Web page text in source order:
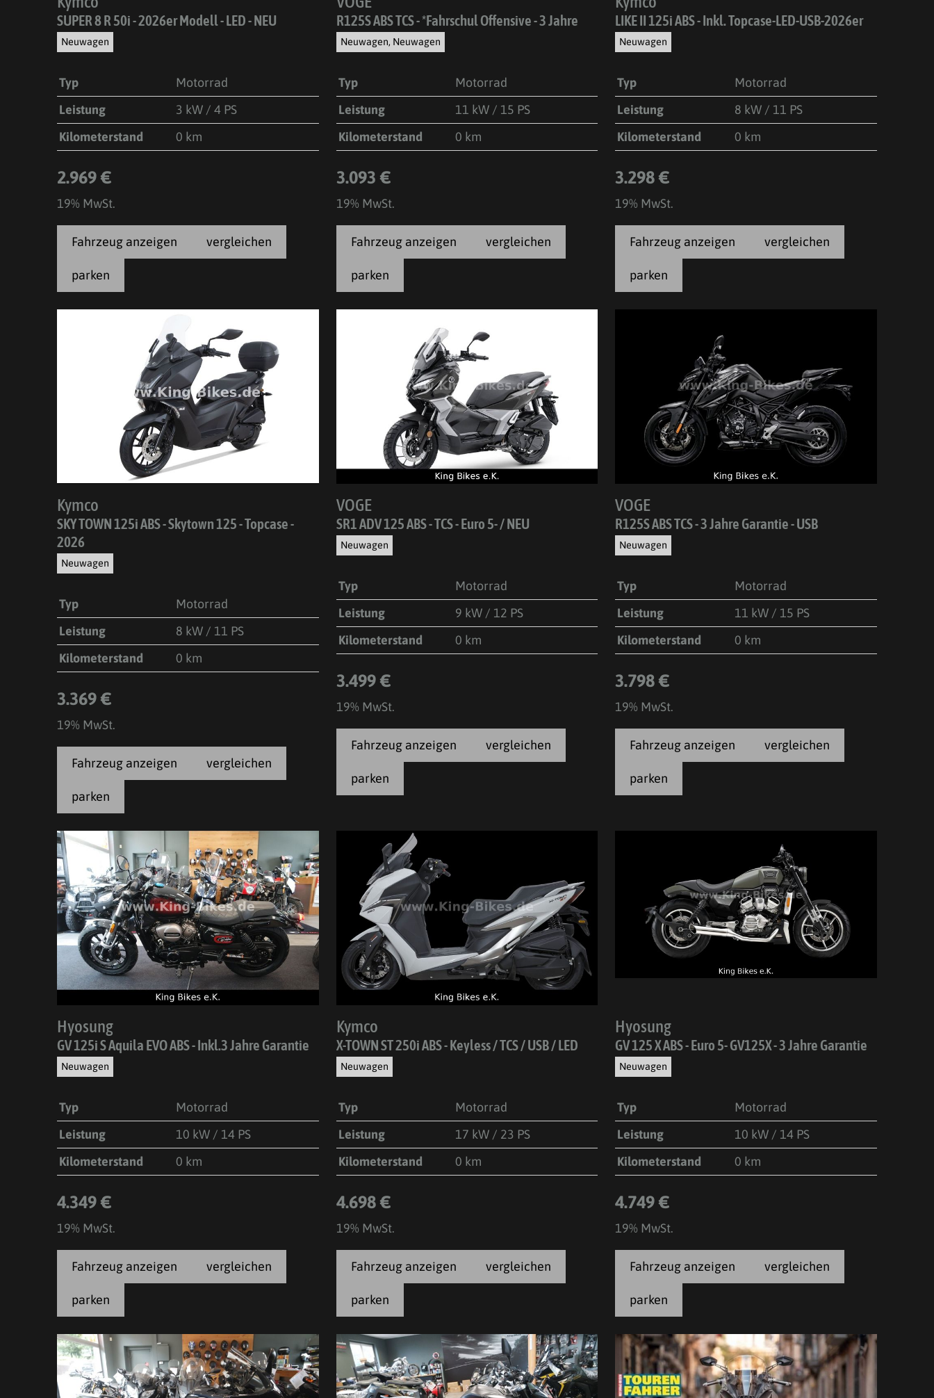
SUPER 8 R 50i - 2026er Modell - LED - NEU
Neuwagen
Typ
Motorrad
Leistung
3 kW / 4 PS
Kilometerstand
0 km
2.969 €
19% MwSt.
Fahrzeug anzeigen vergleichen
parken
R125S ABS TCS - *Fahrschul Offensive - 3 Jahre
Neuwagen, Neuwagen
Typ
Motorrad
Leistung
11 kW / 15 PS
Kilometerstand
0 km
3.093 €
19% MwSt.
Fahrzeug anzeigen vergleichen
parken
LIKE II 125i ABS - Inkl. Topcase-LED-USB-2026er
Neuwagen
Typ
Motorrad
Leistung
8 kW / 11 PS
Kilometerstand
0 km
3.298 €
19% MwSt.
Fahrzeug anzeigen vergleichen
parken
Kymco
SKY TOWN 125i ABS - Skytown 125 - Topcase -
2026
Neuwagen
Typ
Motorrad
Leistung
8 kW / 11 PS
Kilometerstand
0 km
3.369 €
19% MwSt.
Fahrzeug anzeigen vergleichen
parken
VOGE
SR1 ADV 125 ABS - TCS - Euro 5- / NEU
Neuwagen
Typ
Motorrad
Leistung
9 kW / 12 PS
Kilometerstand
0 km
3.499 €
19% MwSt.
Fahrzeug anzeigen vergleichen
parken
VOGE
R125S ABS TCS - 3 Jahre Garantie - USB
Neuwagen
Typ
Motorrad
Leistung
11 kW / 15 PS
Kilometerstand
0 km
3.798 €
19% MwSt.
Fahrzeug anzeigen vergleichen
parken
Hyosung
GV 125i S Aquila EVO ABS - Inkl.3 Jahre Garantie
Neuwagen
Typ
Motorrad
Leistung
10 kW / 14 PS
Kilometerstand
0 km
4.349 €
19% MwSt.
Fahrzeug anzeigen vergleichen
parken
Kymco
X-TOWN ST 250i ABS - Keyless / TCS / USB / LED
Neuwagen
Typ
Motorrad
Leistung
17 kW / 23 PS
Kilometerstand
0 km
4.698 €
19% MwSt.
Fahrzeug anzeigen vergleichen
parken
Hyosung
GV 125 X ABS - Euro 5- GV125X - 3 Jahre Garantie
Neuwagen
Typ
Motorrad
Leistung
10 kW / 14 PS
Kilometerstand
0 km
4.749 €
19% MwSt.
Fahrzeug anzeigen vergleichen
parken